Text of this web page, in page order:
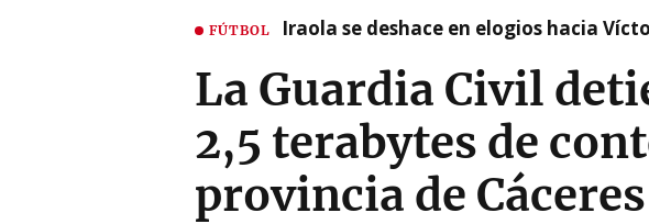
FÚTBOL Iraola se deshace en elogios hacia
La Guardia Civil
2,5 terabytes de
provincia de Cáceres